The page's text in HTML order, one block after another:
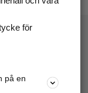
för
på en